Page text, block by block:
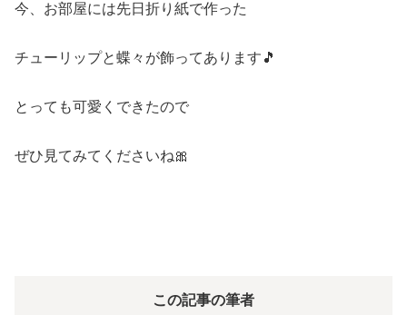
今、お部屋には先日折り紙で作った
チューリップと蝶々が飾ってあります🎵
とっても可愛くできたので
ぜひ見てみてくださいね🎀
この記事の筆者